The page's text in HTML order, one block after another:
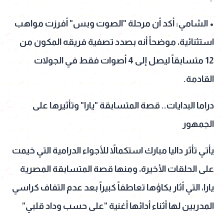
• الشامي: أكد أن مرحلة "الصوت وبس" أفرزت مواهب
استثنائية، موضحاً أنه بصدد تصفية فريقه المكون من
12 متسابقاً ليصل إلى 4 أصوات فقط في الجولات
القادمة.
دراما البدايات.. قصة المتسابقة "يارا" وتأثيرها على
الجمهور
يأتي تأثر داليا مبارك استكمالاً للأجواء الدرامية التي خيمت
على الحلقات الأخيرة، ومنها قصة المتسابقة المصرية
يارا، التي أثار بكاؤها تعاطفاً كبيراً بعد عدم التفاف كراسي
المدربين لها أثناء أدائها أغنية "على حسب وداد قلبي"